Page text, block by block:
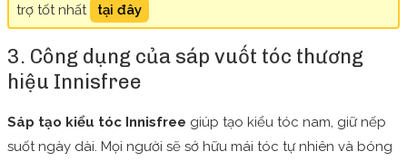
trợ tốt nhất
tại đây
3. Công dụng của sáp vuốt tóc thương
hiệu Innisfree
Sáp tạo kiểu tóc Innisfree giúp tạo kiểu tóc nam, giữ nếp
suốt ngày dài. Mọi người sẽ sở hữu mái tóc tự nhiên và bóng